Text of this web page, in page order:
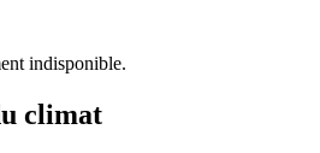
indisponible.
climat